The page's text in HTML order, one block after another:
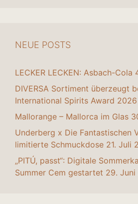
NEUE POSTS
LECKER LECKEN: Asbach-Cola
DIVERSA Sortiment überzeugt
International Spirits Award 2026
Mallorange – Mallorca im Glas
Underberg x Die Fantastischen
limitierte Schmuckdose 21. Juli
„PITÚ, passt“: Digitale
Summer Cem gestartet 29.